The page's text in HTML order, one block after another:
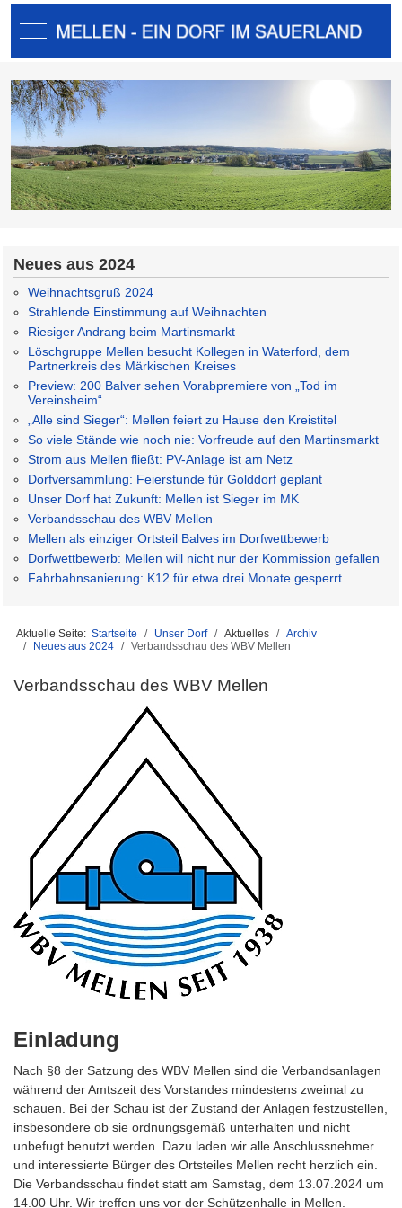
Mobile Menu Toggle
Neues aus 2024
Weihnachtsgruß 2024
Strahlende Einstimmung auf Weihnachten
Riesiger Andrang beim Martinsmarkt
Löschgruppe Mellen besucht Kollegen in Waterford, dem
Partnerkreis des Märkischen Kreises
Preview: 200 Balver sehen Vorabpremiere von „Tod im
Vereinsheim“
„Alle sind Sieger“: Mellen feiert zu Hause den Kreistitel
So viele Stände wie noch nie: Vorfreude auf den Martinsmarkt
Strom aus Mellen fließt: PV-Anlage ist am Netz
Dorfversammlung: Feierstunde für Golddorf geplant
Unser Dorf hat Zukunft: Mellen ist Sieger im MK
Verbandsschau des WBV Mellen
Mellen als einziger Ortsteil Balves im Dorfwettbewerb
Dorfwettbewerb: Mellen will nicht nur der Kommission gefallen
Fahrbahnsanierung: K12 für etwa drei Monate gesperrt
Aktuelle Seite: Startseite Unser Dorf Aktuelles
Archiv
Neues aus 2024
Verbandsschau des WBV Mellen
Verbandsschau des WBV Mellen
Einladung
Nach §8 der Satzung des WBV Mellen sind die Verbandsanlagen
während der Amtszeit des Vorstandes mindestens zweimal zu
schauen. Bei der Schau ist der Zustand der Anlagen festzustellen,
insbesondere ob sie ordnungsgemäß unterhalten und nicht
unbefugt benutzt werden. Dazu laden wir alle Anschlussnehmer
und interessierte Bürger des Ortsteiles Mellen recht herzlich ein.
Die Verbandsschau findet statt am Samstag, dem 13.07.2024 um
14.00 Uhr. Wir treffen uns vor der Schützenhalle in Mellen.